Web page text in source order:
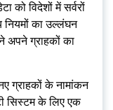
को विदेशों में सर्वरों
नियमों का उल्लंघन
अपने ग्राहकों का
ग्राहकों के नामांकन
सिस्टम के लिए एक